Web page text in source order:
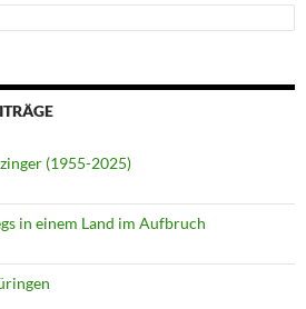
(1955-2025)
in einem Land im Aufbruch